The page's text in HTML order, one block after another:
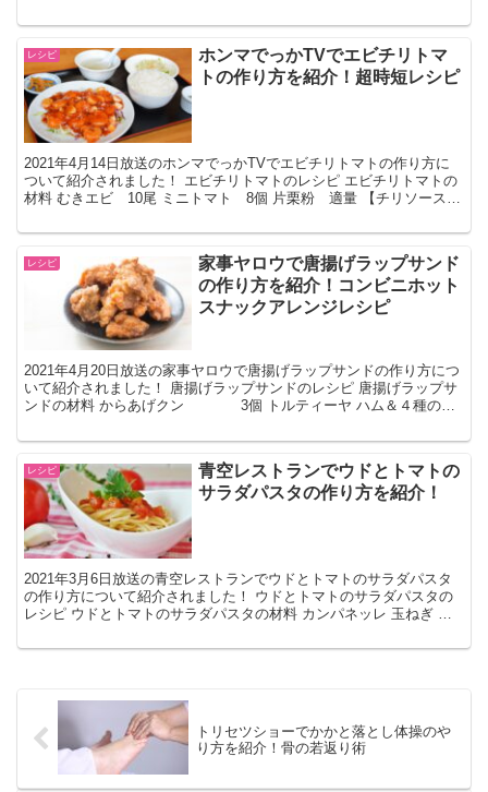
レシピ
ホンマでっかTVでエビチリトマ
トの作り方を紹介！超時短レシピ
2021年4月14日放送のホンマでっかTVでエビチリトマトの作り方に
ついて紹介されました！ エビチリトマトのレシピ エビチリトマトの
材料 むきエビ 10尾 ミニトマト 8個 片栗粉 適量 【チリソース】
レシピ
家事ヤロウで唐揚げラップサンド
の作り方を紹介！コンビニホット
スナックアレンジレシピ
2021年4月20日放送の家事ヤロウで唐揚げラップサンドの作り方につ
いて紹介されました！ 唐揚げラップサンドのレシピ 唐揚げラップサ
ンドの材料 からあげクン 3個 トルティーヤ ハム＆４種のチ
レシピ
青空レストランでウドとトマトの
サラダパスタの作り方を紹介！
2021年3月6日放送の青空レストランでウドとトマトのサラダパスタ
の作り方について紹介されました！ ウドとトマトのサラダパスタの
レシピ ウドとトマトのサラダパスタの材料 カンパネッレ 玉ねぎ ト
トリセツショーでかかと落とし体操のや
り方を紹介！骨の若返り術